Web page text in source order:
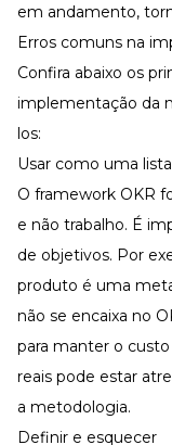
em andamento,
Erros comuns na
Confira abaixo os
implementação da
los:
Usar como uma
O framework OKR
e não trabalho. É
de objetivos. Por
produto é uma
não se encaixa no
para manter o
reais pode estar
a metodologia.
Definir e esquecer